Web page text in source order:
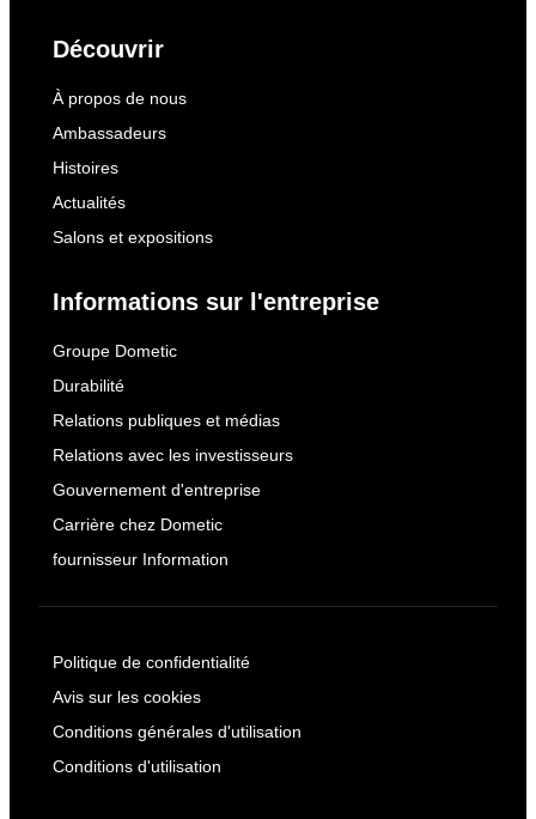
Découvrir
À propos de nous
Ambassadeurs
Histoires
Actualités
Salons et expositions
Informations sur l'entreprise
Groupe Dometic
Durabilité
Relations publiques et médias
Relations avec les investisseurs
Gouvernement d'entreprise
Carrière chez Dometic
fournisseur Information
Politique de confidentialité
Avis sur les cookies
Conditions générales d'utilisation
Conditions d'utilisation